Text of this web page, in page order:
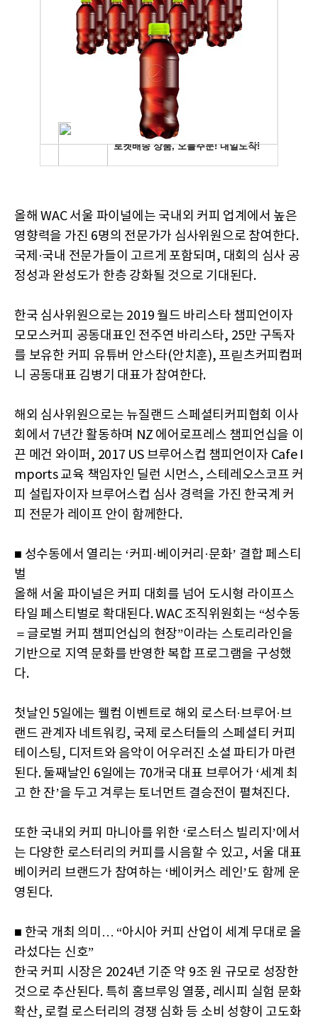
올해 WAC 서울 파이널에는 국내외 커피 업계에서 높은
영향력을 가진 6명의 전문가가 심사위원으로 참여한다.
국제·국내 전문가들이 고르게 포함되며, 대회의 심사 공
정성과 완성도가 한층 강화될 것으로 기대된다.
한국 심사위원으로는 2019 월드 바리스타 챔피언이자
모모스커피 공동대표인 전주연 바리스타, 25만 구독자
를 보유한 커피 유튜버 안스타(안치훈), 프릳츠커피컴퍼
니 공동대표 김병기 대표가 참여한다.
해외 심사위원으로는 뉴질랜드 스페셜티커피협회 이사
회에서 7년간 활동하며 NZ 에어로프레스 챔피언십을 이
끈 메건 와이퍼, 2017 US 브루어스컵 챔피언이자 Cafe I
mports 교육 책임자인 딜런 시먼스, 스테레오스코프 커
피 설립자이자 브루어스컵 심사 경력을 가진 한국계 커
피 전문가 레이프 안이 함께한다.
■ 성수동에서 열리는 ‘커피·베이커리·문화’ 결합 페스티
벌
올해 서울 파이널은 커피 대회를 넘어 도시형 라이프스
타일 페스티벌로 확대된다. WAC 조직위원회는 “성수동
＝글로벌 커피 챔피언십의 현장”이라는 스토리라인을
기반으로 지역 문화를 반영한 복합 프로그램을 구성했
다.
첫날인 5일에는 웰컴 이벤트로 해외 로스터·브루어·브
랜드 관계자 네트워킹, 국제 로스터들의 스페셜티 커피
테이스팅, 디저트와 음악이 어우러진 소셜 파티가 마련
된다. 둘째날인 6일에는 70개국 대표 브루어가 ‘세계 최
고 한 잔’을 두고 겨루는 토너먼트 결승전이 펼쳐진다.
또한 국내외 커피 마니아를 위한 ‘로스터스 빌리지’에서
는 다양한 로스터리의 커피를 시음할 수 있고, 서울 대표
베이커리 브랜드가 참여하는 ‘베이커스 레인’도 함께 운
영된다.
■ 한국 개최 의미… “아시아 커피 산업이 세계 무대로 올
라섰다는 신호”
한국 커피 시장은 2024년 기준 약 9조 원 규모로 성장한
것으로 추산된다. 특히 홈브루잉 열풍, 레시피 실험 문화
확산, 로컬 로스터리의 경쟁 심화 등 소비 성향이 고도화